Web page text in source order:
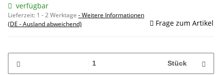
verfügbar
Lieferzeit: 1 - 2 Werktage - Weitere Informationen
(DE - Ausland abweichend)
Frage zum Artikel
Stück